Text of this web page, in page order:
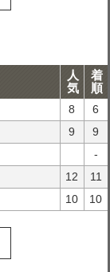
人
気
着
順
8
6
9
9
-
12
11
10 10